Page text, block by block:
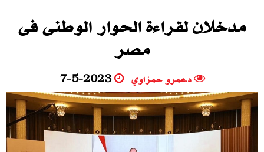
مدخلان لقراءة الحوار الوطنى فى
مصر
د.عمرو حمزاوي 7-5-2023